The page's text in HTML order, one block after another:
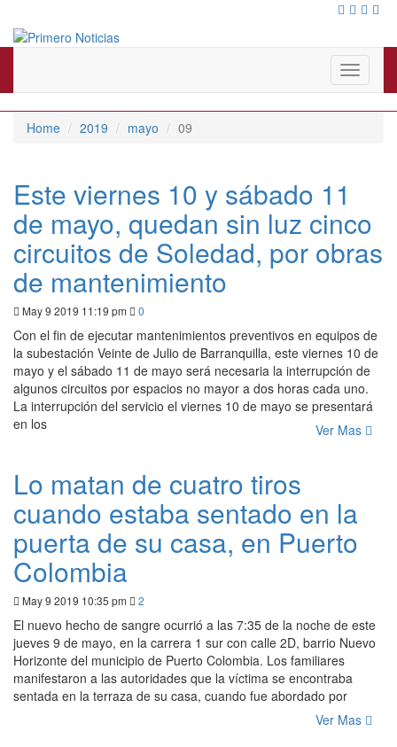
Primero Noticias
Toggle
Home 2019 mayo 09
Este viernes 10 y sábado 11
de mayo, quedan sin luz cinco
circuitos de Soledad, por obras
de mantenimiento
May 9 2019 11:19 pm 0
Con el fin de ejecutar mantenimientos preventivos en equipos de
la subestación Veinte de Julio de Barranquilla, este viernes 10 de
mayo y el sábado 11 de mayo será necesaria la interrupción de
algunos circuitos por espacios no mayor a dos horas cada uno.
La interrupción del servicio el viernes 10 de mayo se presentará
en los
Ver Mas
Lo matan de cuatro tiros
cuando estaba sentado en la
puerta de su casa, en Puerto
Colombia
May 9 2019 10:35 pm 2
El nuevo hecho de sangre ocurrió a las 7:35 de la noche de este
jueves 9 de mayo, en la carrera 1 sur con calle 2D, barrio Nuevo
Horizonte del municipio de Puerto Colombia. Los familiares
manifestaron a las autoridades que la víctima se encontraba
sentada en la terraza de su casa, cuando fue abordado por
Ver Mas